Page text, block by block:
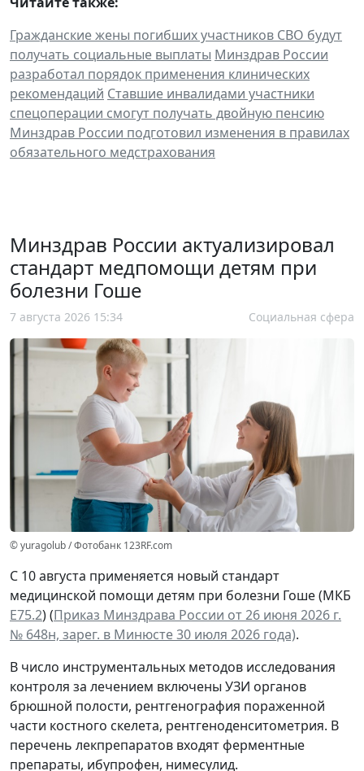
Гражданские жены погибших участников СВО будут
получать социальные выплаты Минздрав России
разработал порядок применения клинических
рекомендаций Ставшие инвалидами участники
спецоперации смогут получать двойную пенсию
Минздрав России подготовил изменения в правилах
обязательного медстрахования
Минздрав России актуализировал
стандарт медпомощи детям при
болезни Гоше
7 августа 2026 15:34 Социальная сфера
© yuragolub / Фотобанк 123RF.com
С 10 августа применяется новый стандарт
медицинской помощи детям при болезни Гоше (МКБ
Е75.2) (Приказ Минздрава России от 26 июня 2026 г.
№ 648н, зарег. в Минюсте 30 июля 2026 года).
В число инструментальных методов исследования
контроля за лечением включены УЗИ органов
брюшной полости, рентгенография пораженной
части костного скелета, рентгеноденситометрия. В
перечень лекпрепаратов входят ферментные
препараты, ибупрофен, нимесулид.